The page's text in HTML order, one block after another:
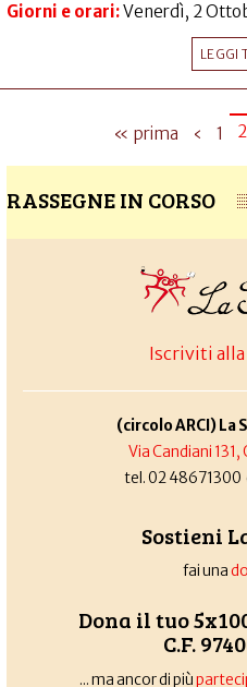
Giorni e orari:Venerdì, 2
LEGGI
« prima ‹ 1 2
RASSEGNE IN CORSO
Iscriviti
(circolo ARCI) La
Via Candiani
tel. 02 48671300
Sostieni
fai una
Dona il tuo
C.F.
... ma ancor di più